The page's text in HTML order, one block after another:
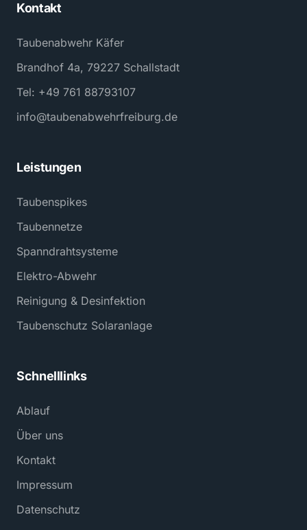
Kontakt
Taubenabwehr Käfer
Brandhof 4a, 79227 Schallstadt
Tel: +49 761 88793107
info@taubenabwehrfreiburg.de
Leistungen
Taubenspikes
Taubennetze
Spanndrahtsysteme
Elektro-Abwehr
Reinigung & Desinfektion
Taubenschutz Solaranlage
Schnelllinks
Ablauf
Über uns
Kontakt
Impressum
Datenschutz